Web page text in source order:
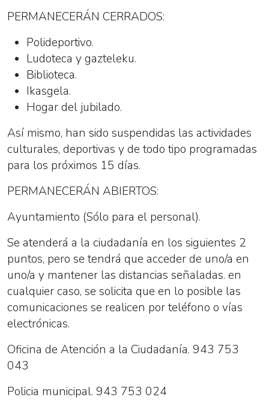
PERMANECERÁN CERRADOS:
Polideportivo.
Ludoteca y gazteleku.
Biblioteca.
Ikasgela.
Hogar del jubilado.
Así mismo, han sido suspendidas las actividades
culturales, deportivas y de todo tipo programadas
para los próximos 15 días.
PERMANECERÁN ABIERTOS:
Ayuntamiento (Sólo para el personal).
Se atenderá a la ciudadanía en los siguientes 2
puntos, pero se tendrá que acceder de uno/a en
uno/a y mantener las distancias señaladas. en
cualquier caso, se solicita que en lo posible las
comunicaciones se realicen por teléfono o vías
electrónicas.
Oficina de Atención a la Ciudadanía. 943 753
043
Policia municipal. 943 753 024